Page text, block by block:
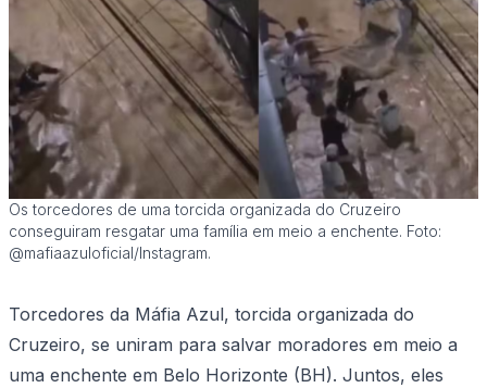
Os torcedores de uma torcida organizada do Cruzeiro
conseguiram resgatar uma família em meio a enchente. Foto:
@mafiaazuloficial/Instagram.
Torcedores da Máfia Azul, torcida organizada do
Cruzeiro, se uniram para salvar moradores em meio a
uma enchente em Belo Horizonte (BH). Juntos, eles